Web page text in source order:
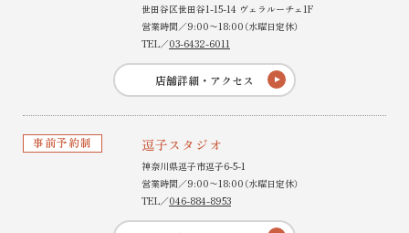
世田谷区世田谷1-15-14 ヴェラルーチェ1F
営業時間／9:00〜18:00（水曜日定休）
TEL／03-6432-6011
店舗詳細・アクセス
事前予約制 逗子スタジオ
神奈川県逗子市逗子6-5-1
営業時間／9:00〜18:00（水曜日定休）
TEL／046-884-8953